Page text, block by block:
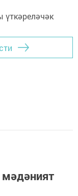
мәдәният